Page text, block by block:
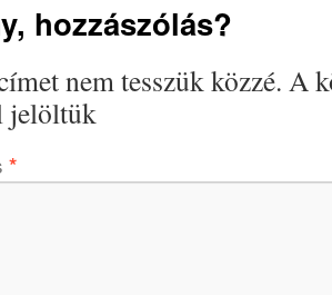
hozzászólás?
nem tesszük közzé. A
jelöltük
*